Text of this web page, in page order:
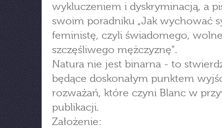
wykluczeniem i dyskryminacją, a
swoim poradniku „Jak wychować
feministę, czyli świadomego,
szczęśliwego mężczyznę".
Natura nie jest binarna - to
będące doskonałym punktem
rozważań, które czyni Blanc w
publikacji.
Założenie: